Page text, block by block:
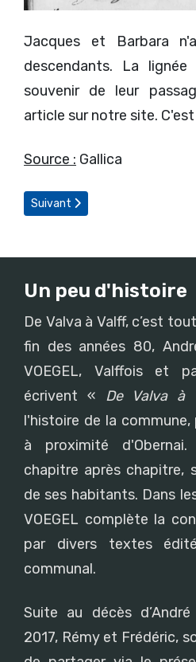
Jacques et Barbara
descendants. La
souvenir de leur
article sur notre site.
Source : Gallica
Article suivant : Sur les traces du
Suivant
Un peu d'histoire
De Valva à Valff, c’est
fin des années 80,
VOEGEL, Valffois et
écrivent « De Valva à
l'histoire de la
à proximité d'Obernai.
chapitre après chapitre,
de ses habitants. Dans
VOEGEL complète la
par divers textes
communal.
Suite au décès
2017, Rémy et Frédéric,